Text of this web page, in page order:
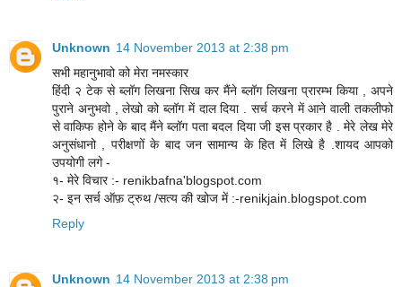
Unknown 14 November 2013 at 2:38 pm
सभी महानुभावो को मेरा नमस्कार
हिंदी २ टेक से ब्लॉग लिखना सिख कर मैंने ब्लॉग लिखना प्रारम्भ किया , अपने
पुराने अनुभवो , लेखो को ब्लॉग में दाल दिया . सर्च करने में आने वाली तकलीफो
से वाकिफ होने के बाद मैंने ब्लॉग पता बदल दिया जी इस प्रकार है . मेरे लेख मेरे
अनुसंधानो , परीक्षणों के बाद जन सामान्य के हित में लिखे है .शायद आपको
उपयोगी लगे -
१- मेरे विचार :- renikbafna'blogspot.com
२- इन सर्च ऑफ़ ट्रुथ /सत्य की खोज में :-renikjain.blogspot.com
Reply
Unknown 14 November 2013 at 2:38 pm